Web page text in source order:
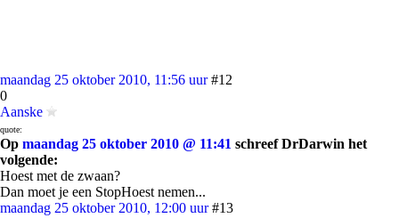
maandag 25 oktober 2010, 11:56 uur #12
0
Aanske
quote:
Op maandag 25 oktober 2010 @ 11:41 schreef DrDarwin het
volgende:
Hoest met de zwaan?
Dan moet je een StopHoest nemen...
maandag 25 oktober 2010, 12:00 uur #13